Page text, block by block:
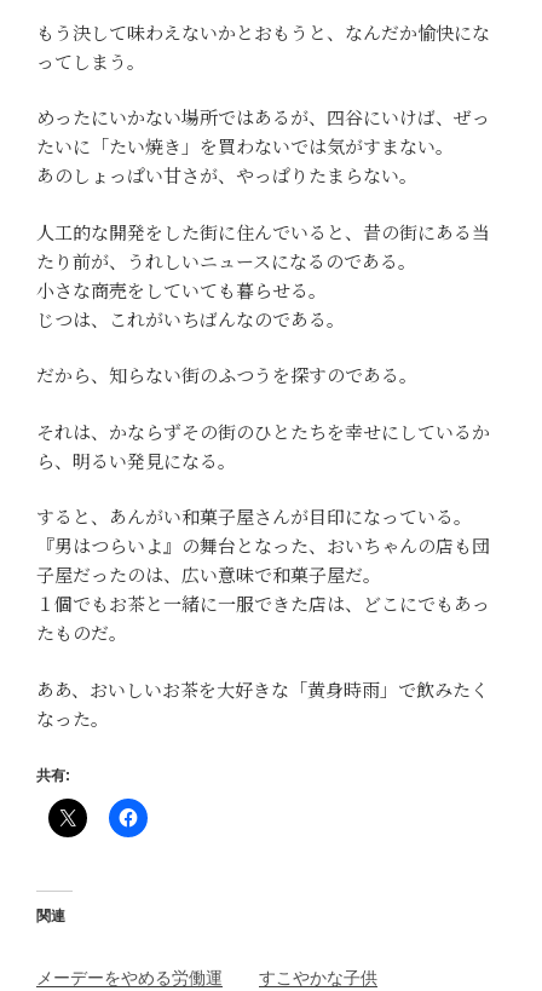
もう決して味わえないかとおもうと、なんだか愉快にな
ってしまう。
めったにいかない場所ではあるが、四谷にいけば、ぜっ
たいに「たい焼き」を買わないでは気がすまない。
あのしょっぱい甘さが、やっぱりたまらない。
人工的な開発をした街に住んでいると、昔の街にある当
たり前が、うれしいニュースになるのである。
小さな商売をしていても暮らせる。
じつは、これがいちばんなのである。
だから、知らない街のふつうを探すのである。
それは、かならずその街のひとたちを幸せにしているか
ら、明るい発見になる。
すると、あんがい和菓子屋さんが目印になっている。
『男はつらいよ』の舞台となった、おいちゃんの店も団
子屋だったのは、広い意味で和菓子屋だ。
１個でもお茶と一緒に一服できた店は、どこにでもあっ
たものだ。
ああ、おいしいお茶を大好きな「黄身時雨」で飲みたく
なった。
共有:
関連
メーデーをやめる労働運
すこやかな子供